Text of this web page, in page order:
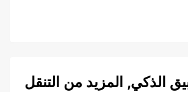
الذكي, المزيد من التنقل